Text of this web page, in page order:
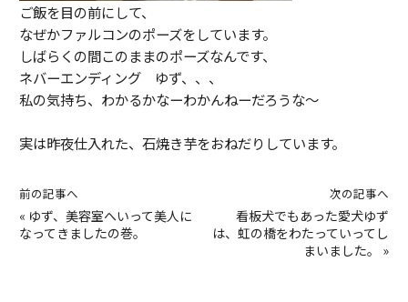
ご飯を目の前にして、
なぜかファルコンのポーズをしています。
しばらくの間このままのポーズなんです、
ネバーエンディング ゆず、、、
私の気持ち、わかるかなーわかんねーだろうな～
実は昨夜仕入れた、石焼き芋をおねだりしています。
前の記事へ
« ゆず、美容室へいって美人に
なってきましたの巻。
次の記事へ
看板犬でもあった愛犬ゆず
は、虹の橋をわたっていってし
まいました。
»